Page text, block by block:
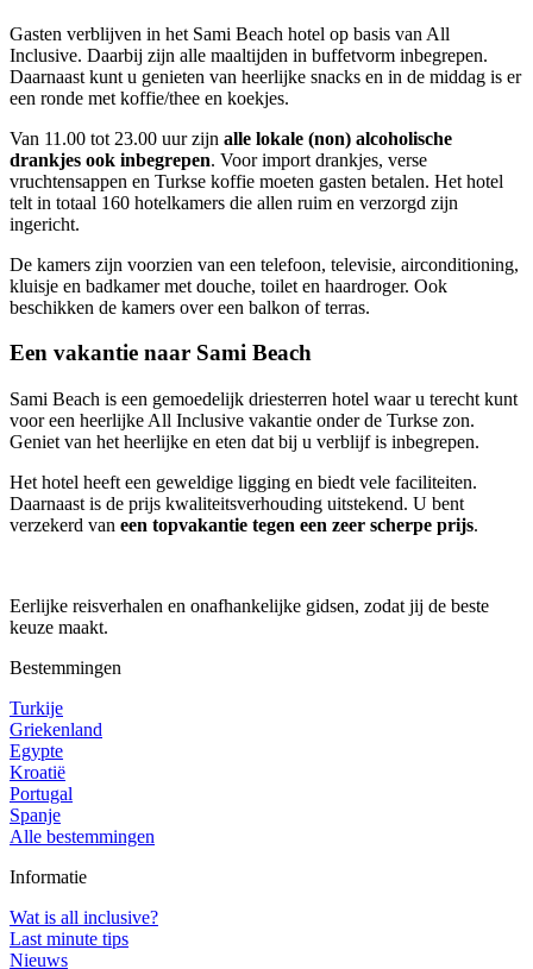
Gasten verblijven in het Sami Beach hotel op basis van All
Inclusive. Daarbij zijn alle maaltijden in buffetvorm inbegrepen.
Daarnaast kunt u genieten van heerlijke snacks en in de middag is er
een ronde met koffie/thee en koekjes.
Van 11.00 tot 23.00 uur zijn alle lokale (non) alcoholische
drankjes ook inbegrepen. Voor import drankjes, verse
vruchtensappen en Turkse koffie moeten gasten betalen. Het hotel
telt in totaal 160 hotelkamers die allen ruim en verzorgd zijn
ingericht.
De kamers zijn voorzien van een telefoon, televisie, airconditioning,
kluisje en badkamer met douche, toilet en haardroger. Ook
beschikken de kamers over een balkon of terras.
Een vakantie naar Sami Beach
Sami Beach is een gemoedelijk driesterren hotel waar u terecht kunt
voor een heerlijke All Inclusive vakantie onder de Turkse zon.
Geniet van het heerlijke en eten dat bij u verblijf is inbegrepen.
Het hotel heeft een geweldige ligging en biedt vele faciliteiten.
Daarnaast is de prijs kwaliteitsverhouding uitstekend. U bent
verzekerd van een topvakantie tegen een zeer scherpe prijs.
Eerlijke reisverhalen en onafhankelijke gidsen, zodat jij de beste
keuze maakt.
Bestemmingen
Turkije
Griekenland
Egypte
Kroatië
Portugal
Spanje
Alle bestemmingen
Informatie
Wat is all inclusive?
Last minute tips
Nieuws